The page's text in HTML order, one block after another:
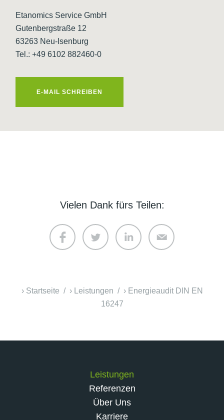
Etanomics Service GmbH
Gutenbergstraße 12
63263 Neu-Isenburg
Tel.: +49 6102 882460-0
E-MAIL SCHREIBEN
Vielen Dank fürs Teilen:
Startseite Leistungen
Energieaudit DIN EN
16247
Leistungen
Referenzen
Über Uns
Karriere